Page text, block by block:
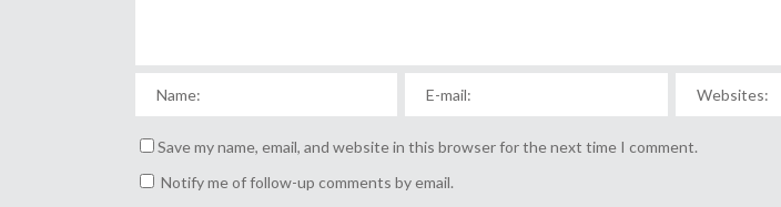
Save my name, email, and website in this browser for the next time I comment.
Notify me of follow-up comments by email.